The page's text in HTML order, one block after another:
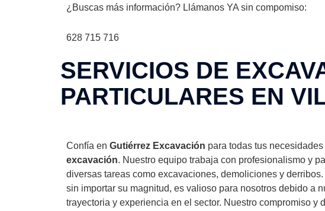
¿Buscas más información? Llámanos YA sin compomiso:
628 715 716
SERVICIOS DE
PARTICULARES EN
Confía en Gutiérrez Excavación para todas tus necesidades
excavación. Nuestro equipo trabaja con profesionalismo y
diversas tareas como excavaciones, demoliciones y
sin importar su magnitud, es valioso para nosotros debido a
trayectoria y experiencia en el sector. Nuestro compromiso y